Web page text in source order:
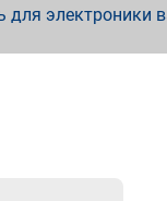
для электроники